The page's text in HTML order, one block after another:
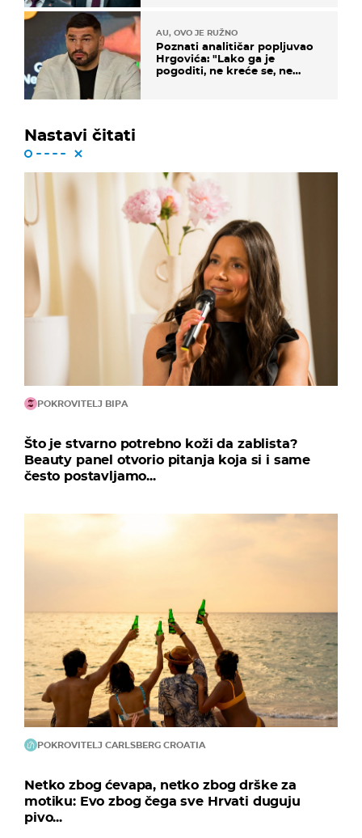
AU, OVO JE RUŽNO
Poznati analitičar popljuvao
Hrgovića: "Lako ga je
pogoditi, ne kreće se, ne
Nastavi čitati
POKROVITELJ BIPA
Što je stvarno potrebno koži da zablista?
Beauty panel otvorio pitanja koja si i same
često postavljamo...
POKROVITELJ CARLSBERG CROATIA
Netko zbog ćevapa, netko zbog drške za
motiku: Evo zbog čega sve Hrvati duguju
pivo...